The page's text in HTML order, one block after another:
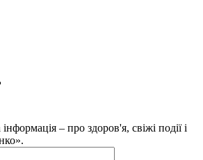
– про здоров'я, свіжі події і